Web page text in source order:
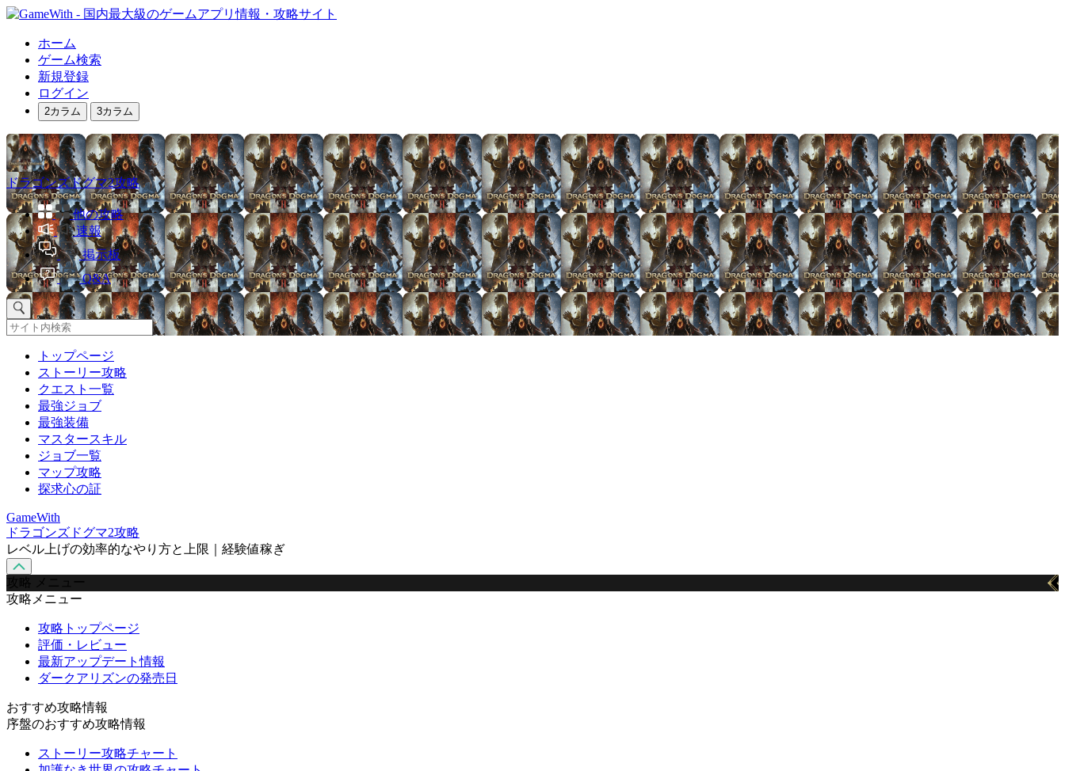
ホーム
ゲーム検索
新規登録
ログイン
2カラム 3カラム
ドラゴンズドグマ2攻略
他の攻略
速報
掲示板
Q&A
トップページ
ストーリー攻略
クエスト一覧
最強ジョブ
最強装備
マスタースキル
ジョブ一覧
マップ攻略
探求心の証
GameWith
ドラゴンズドグマ2攻略
レベル上げの効率的なやり方と上限｜経験値稼ぎ
攻略 メニュー
攻略メニュー
攻略トップページ
評価・レビュー
最新アップデート情報
ダークアリズンの発売日
おすすめ攻略情報
序盤のおすすめ攻略情報
ストーリー攻略チャート